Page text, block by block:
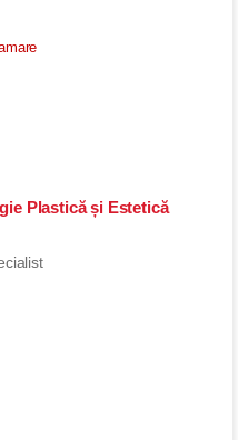
Plastică și Estetică